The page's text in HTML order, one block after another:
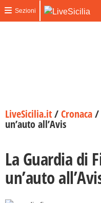
Sezioni
LiveSicilia.it/Cronaca/
un’auto all’Avis
La Guardia di
un’auto